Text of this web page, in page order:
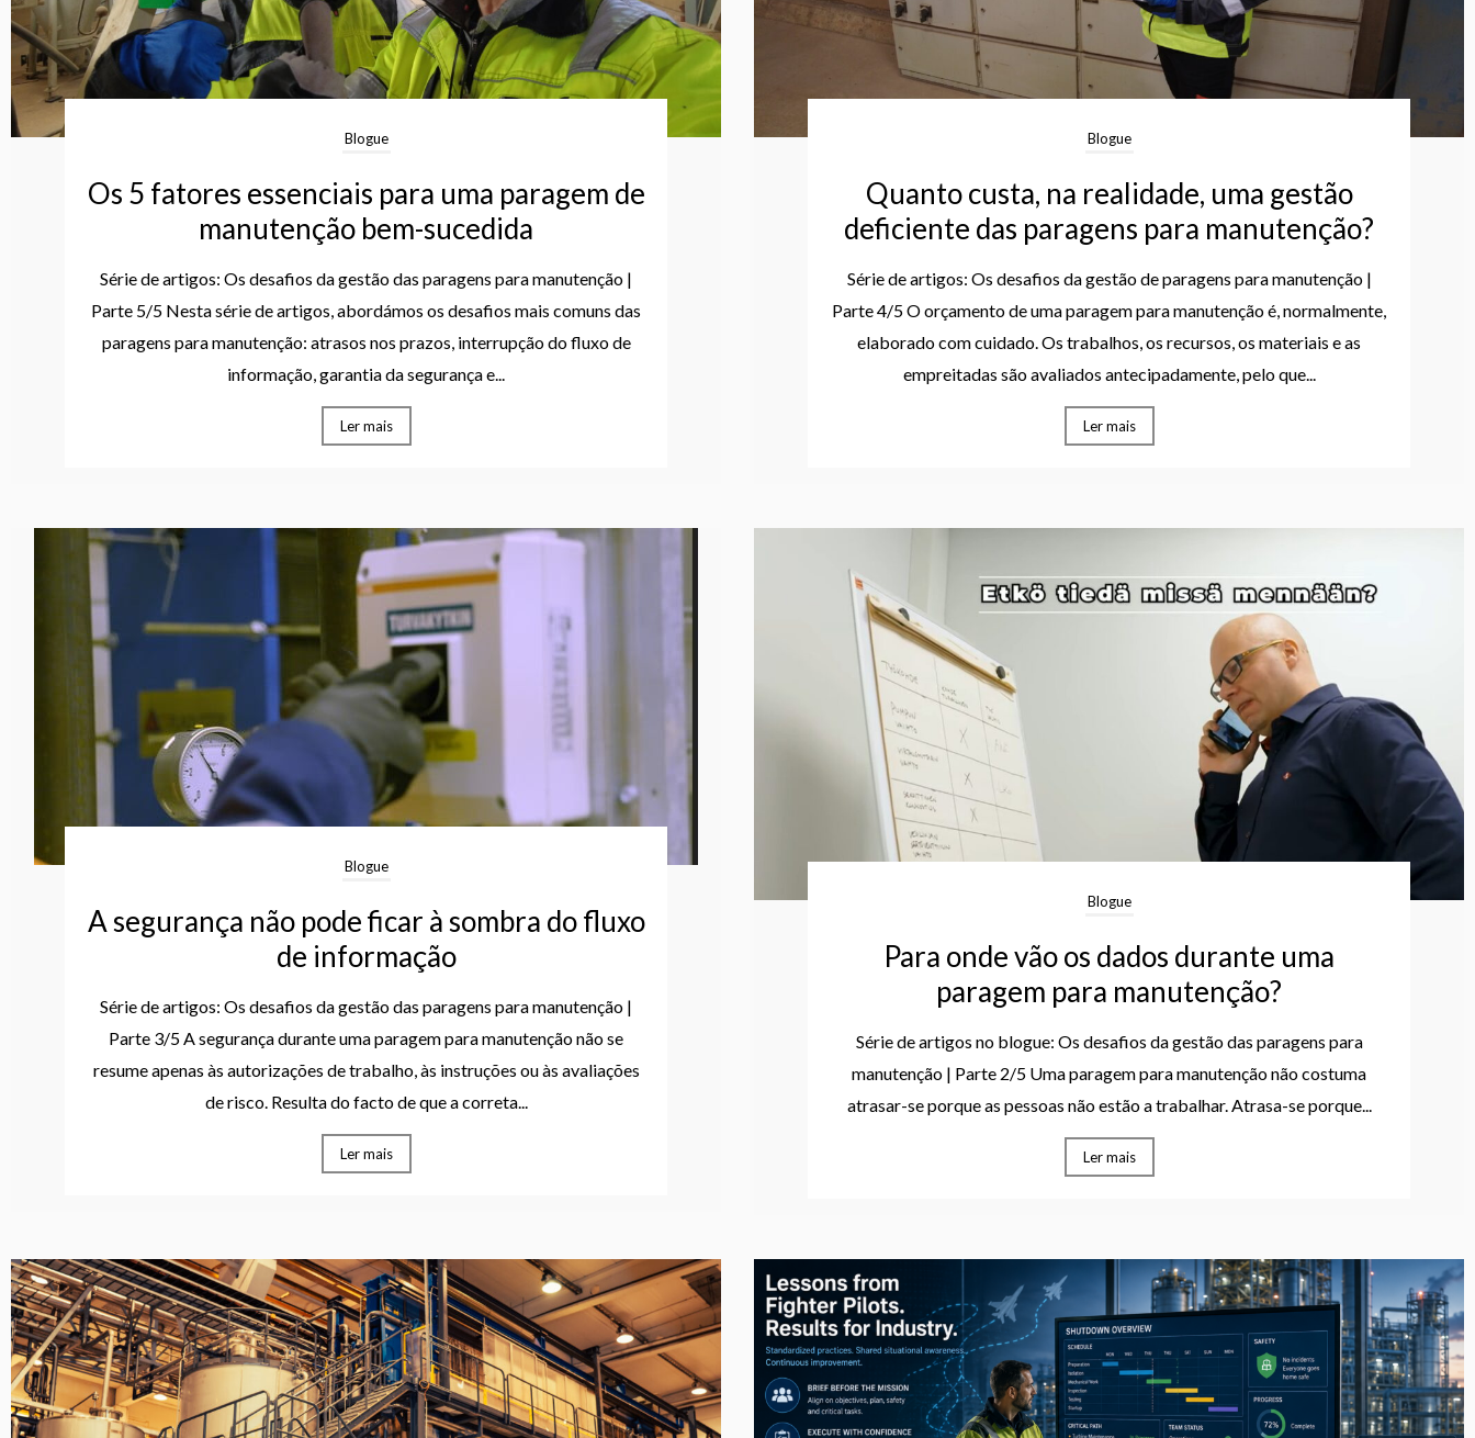
Blogue
Os 5 fatores essenciais para uma paragem de
manutenção bem-sucedida
Série de artigos: Os desafios da gestão das paragens para manutenção |
Parte 5/5 Nesta série de artigos, abordámos os desafios mais comuns das
paragens para manutenção: atrasos nos prazos, interrupção do fluxo de
informação, garantia da segurança e...
Ler mais
Blogue
Quanto custa, na realidade, uma gestão
deficiente das paragens para manutenção?
Série de artigos: Os desafios da gestão de paragens para manutenção |
Parte 4/5 O orçamento de uma paragem para manutenção é, normalmente,
elaborado com cuidado. Os trabalhos, os recursos, os materiais e as
empreitadas são avaliados antecipadamente, pelo que...
Ler mais
Blogue
A segurança não pode ficar à sombra do fluxo
de informação
Série de artigos: Os desafios da gestão das paragens para manutenção |
Parte 3/5 A segurança durante uma paragem para manutenção não se
resume apenas às autorizações de trabalho, às instruções ou às avaliações
de risco. Resulta do facto de que a correta...
Ler mais
Blogue
Para onde vão os dados durante uma
paragem para manutenção?
Série de artigos no blogue: Os desafios da gestão das paragens para
manutenção | Parte 2/5 Uma paragem para manutenção não costuma
atrasar-se porque as pessoas não estão a trabalhar. Atrasa-se porque...
Ler mais